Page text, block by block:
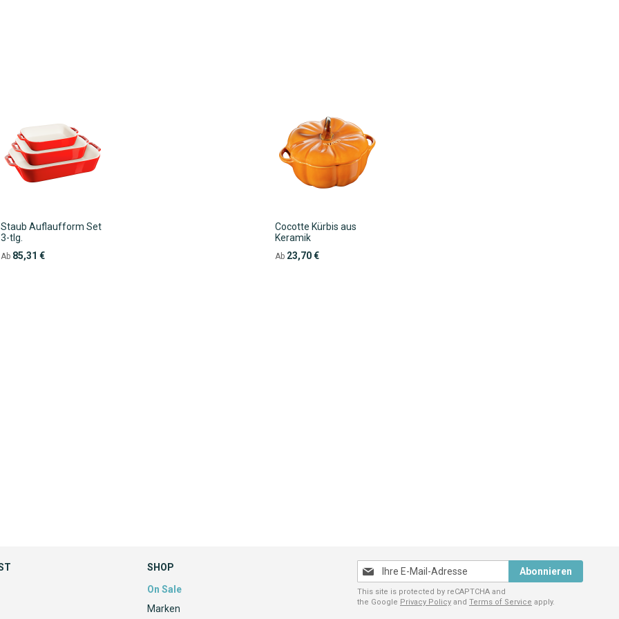
Staub Auflaufform Set
3-tlg.
Ab 85,31 €
Cocotte Kürbis aus
Keramik
Ab 23,70 €
SHOP
On Sale
Marken
Melden
Sie
sich
für
Abonnieren
This site is protected by reCAPTCHA and
the Google Privacy Policyand Terms of Service apply.